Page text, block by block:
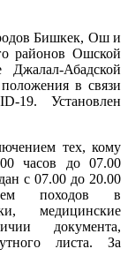
Бишкек, Ош и
районов Ошской
Абадской
в связи
19. Установлен
тех, кому
часов до 07.00
с 07.00 до 20.00
походов в
медицинские
документа,
листа. За